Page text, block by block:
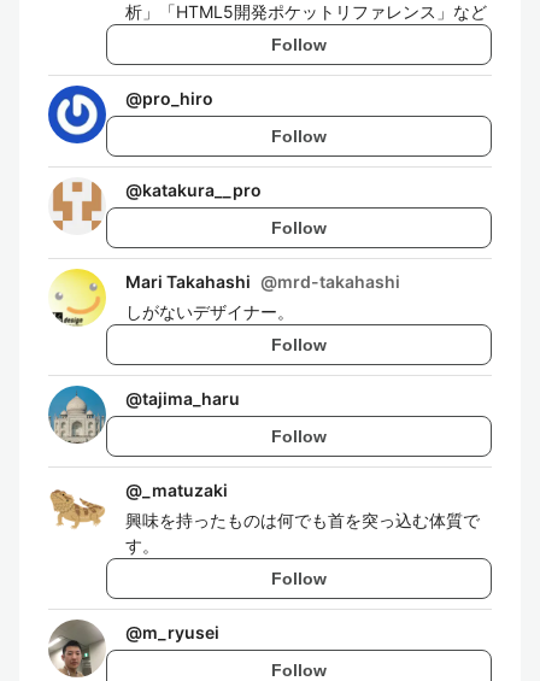
析」「HTML5開発ポケットリファレンス」など
Follow
@pro_hiro
Follow
@katakura__pro
Follow
Mari Takahashi @mrd-takahashi
しがないデザイナー。
Follow
@tajima_haru
Follow
@ _matuzaki
興味を持ったものは何でも首を突っ込む体質で
す。
Follow
@m_ryusei
Follow